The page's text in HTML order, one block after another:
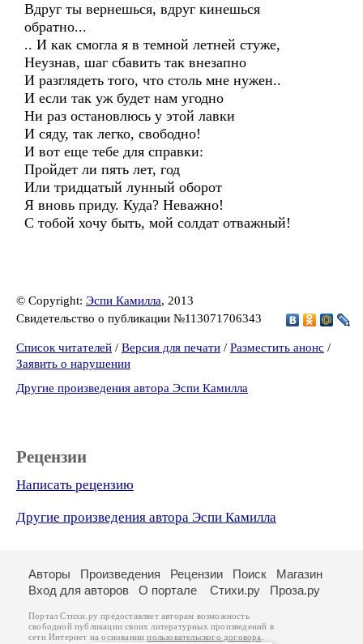
Вдруг ты вернешься, вдруг кинешься
обратно...
.. И как смогла я в темной летней стуже,
Неузнав, шаг сбавить так внезапно
И разглядеть того, что столь мне нужен..
И если так уж будет нам угодно
Ни раз остановлюсь у этой лавки
И сяду, так легко, свободно!
И вот еще тебе для справки:
Пройдет ли пять лет, год
Или тридцатый лунный оборот
Я вновь приду. Куда? Неважно!
С тобой хочу быть, мой солдат отважный!
© Copyright: Эспи Камилла, 2013
Свидетельство о публикации №113071706343
Список читателей / Версия для печати / Разместить анонс /
Заявить о нарушении
Другие произведения автора Эспи Камилла
Рецензии
Написать рецензию
Другие произведения автора Эспи Камилла
Авторы Произведения Рецензии Поиск
Магазин
Вход для авторов
О портале Стихи.ру Проза.ру
Портал Стихи.ру предоставляет авторам возможность
свободной публикации своих литературных произведений в
сети Интернет на основаниипользовательского договора